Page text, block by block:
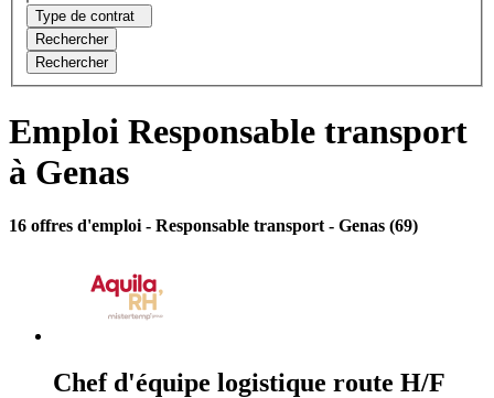
Type de contrat
Rechercher
Rechercher
Emploi Responsable transport
à Genas
16 offres d'emploi - Responsable transport - Genas (69)
Chef d'équipe logistique route H/F